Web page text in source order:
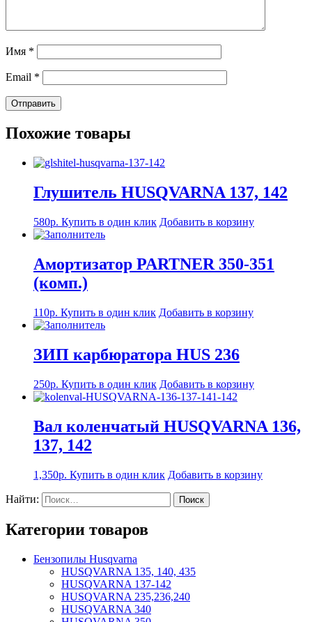
Имя *
Email *
Похожие товары
Глушитель HUSQVARNA 137, 142
580р. Купить в один клик Добавить в корзину
Амортизатор PARTNER 350-351
(комп.)
110р. Купить в один клик Добавить в корзину
ЗИП карбюратора HUS 236
250р. Купить в один клик Добавить в корзину
Вал коленчатый HUSQVARNA 136,
137, 142
1,350р. Купить в один клик Добавить в корзину
Найти:
Категории товаров
Бензопилы Husqvarna
HUSQVARNA 135, 140, 435
HUSQVARNA 137-142
HUSQVARNA 235,236,240
HUSQVARNA 340